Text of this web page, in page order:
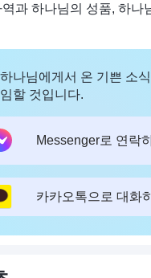
과 하나님의 성품, 하나
나님에게서 온 기쁜 소
할 것입니다.
Messenger로 연락
카카오톡으로 대화